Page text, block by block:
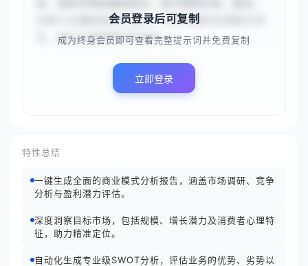
分析{{主要目标用户是20-35岁的都市白领和大学
生，他们注重健康但时间碎...
会员登录后可复制
成为终身会员即可查看完整提示词并免费复制
立即登录
特性总结
一键生成全面的商业模式分析报告，涵盖市场调研、竞争
分析与盈利潜力评估。
深度洞察目标市场，包括规模、增长潜力及消费者心理特
征，助力精准定位。
自动化生成专业级SWOT分析，评估业务的优势、劣势以